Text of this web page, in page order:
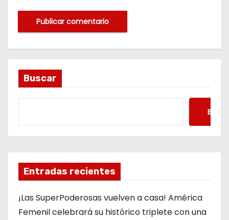
Buscar
Entradas recientes
¡Las SuperPoderosas vuelven a casa! América
Femenil celebrará su histórico triplete con una